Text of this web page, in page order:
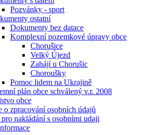
Pozvánky - sport
ostatní
Dokumenty bez datace
Komplexní pozemkové úpravy obce
Chorušice
Velký Újezd
Zahájí u Chorušic
Choroušky
Pomoc lidem na Ukrajině
plán obce schválený v.r. 2008
obce
o zpracování osobních údajů
pro nakládání s osobními udaji